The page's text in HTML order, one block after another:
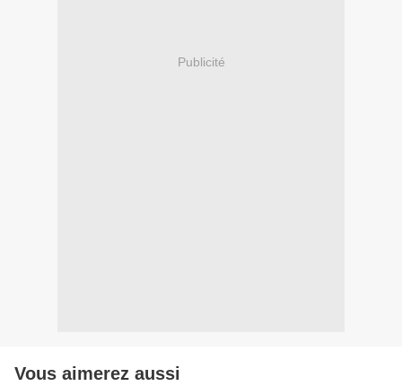
Publicité
Vous aimerez aussi